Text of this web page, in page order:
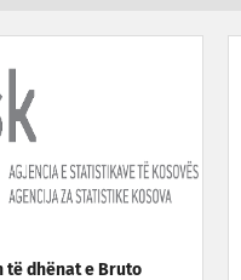
të dhënat e Bruto